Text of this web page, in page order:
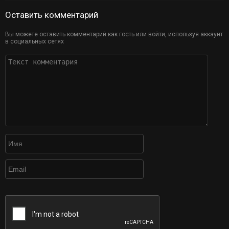
Оставить комментарий
Вы можете оставить комментарий как гость или войти, используя аккаунт
в социальных сетях